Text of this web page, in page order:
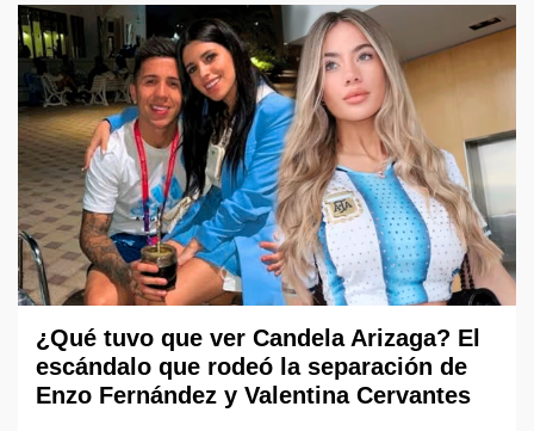
¿Qué tuvo que ver Candela Arizaga? El
escándalo que rodeó la separación de
Enzo Fernández y Valentina Cervantes